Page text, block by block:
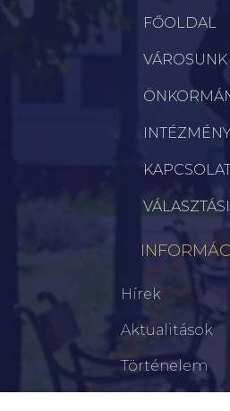
FŐOLDAL
VÁROSUNK
Hírek
Aktualitások
Történelem